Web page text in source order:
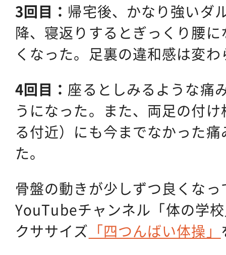
3回目： 帰宅後、かなり強いダ
降、寝返りするとぎっくり腰
くなった。足裏の違和感は変
4回目： 座るとしみるような痛
うになった。また、両足の付
る付近）にも今までなかった
た。
骨盤の動きが少しずつ良くな
YouTubeチャンネル「体の学
クササイズ 「四つんばい体操」